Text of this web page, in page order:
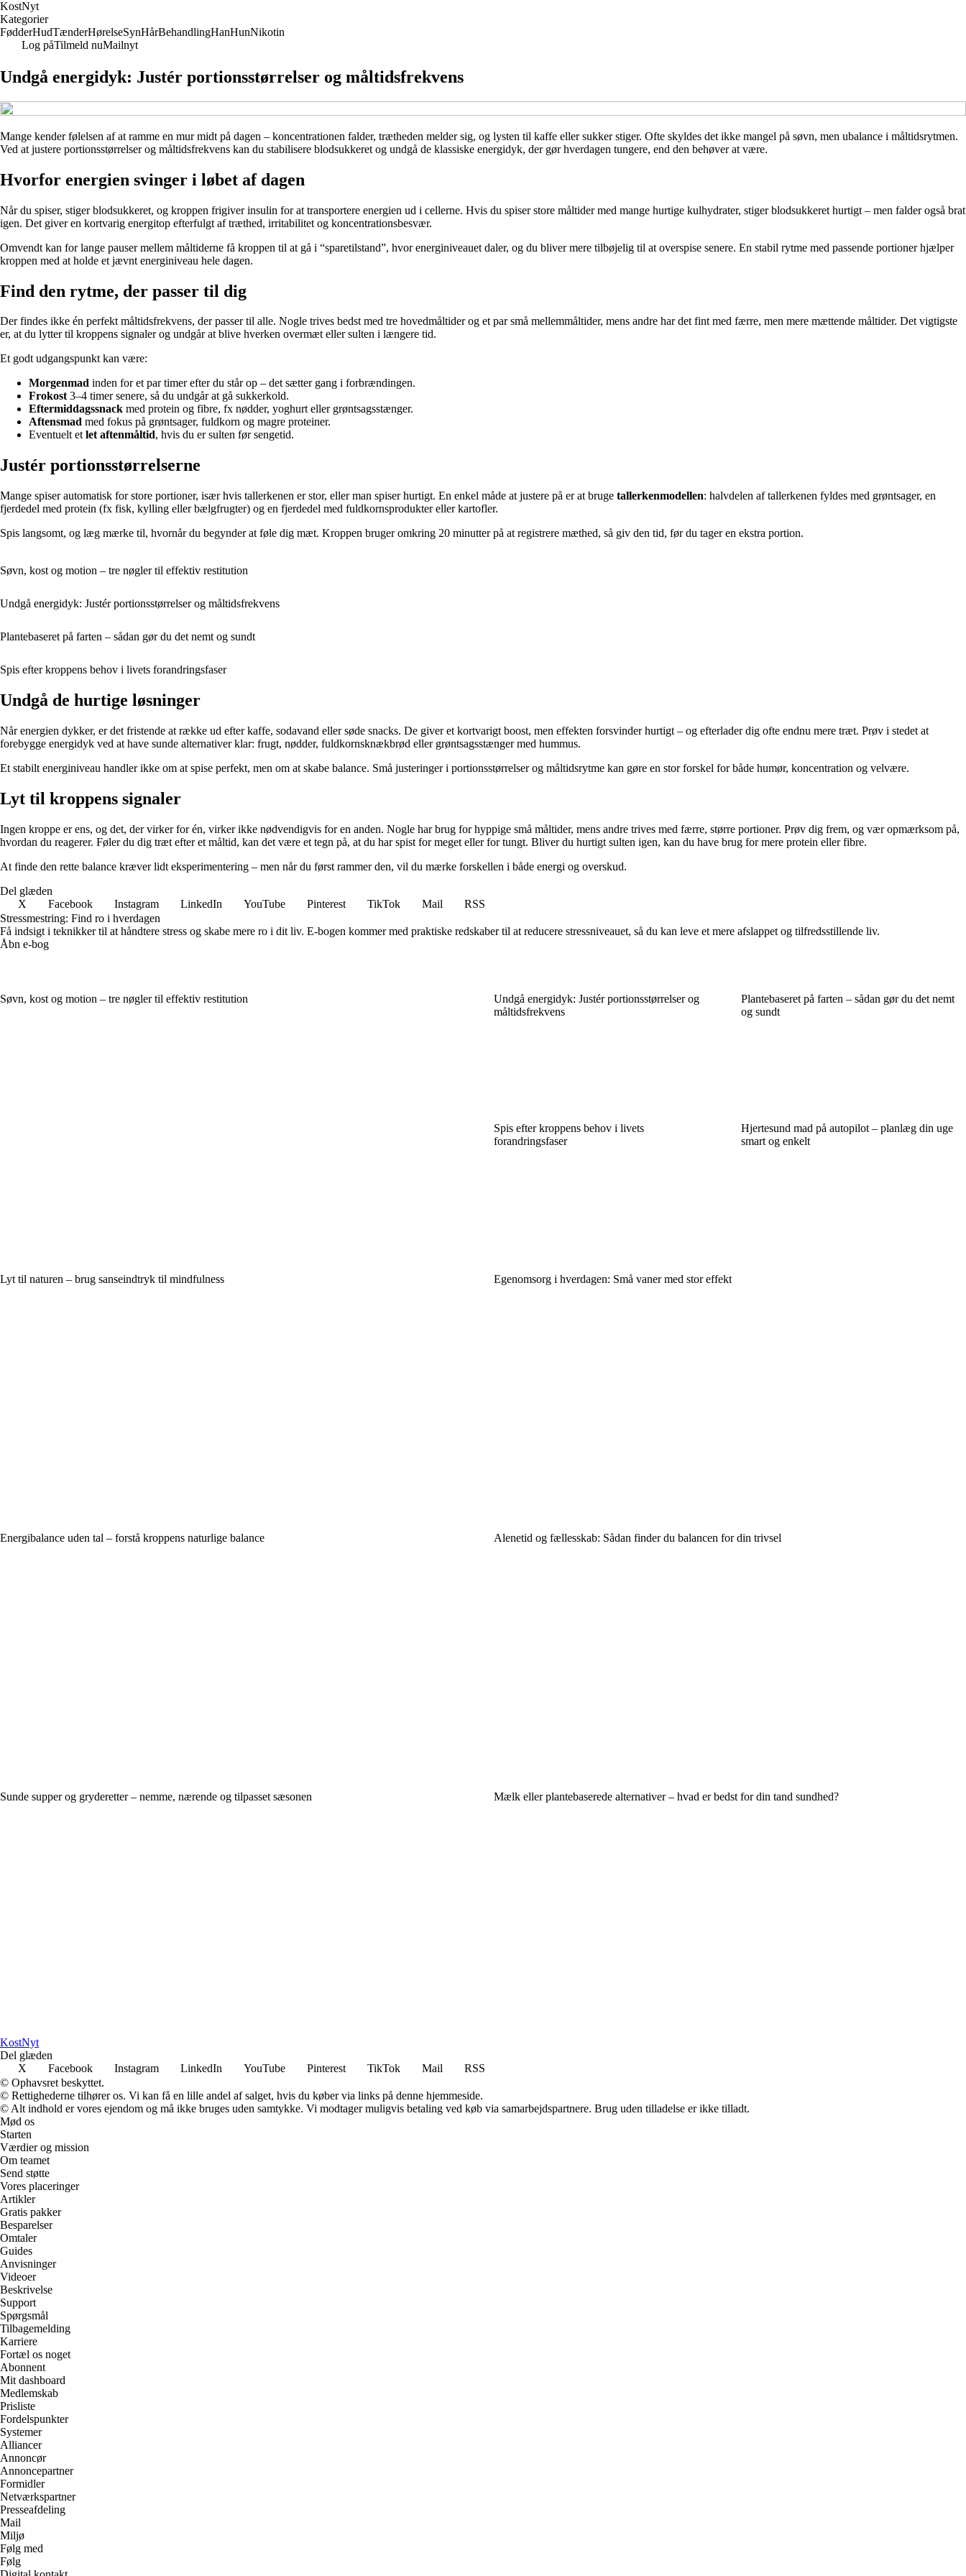
KostNyt
Kategorier
FødderHudTænderHørelseSynHårBehandlingHanHunNikotin
Log påTilmeld nuMailnyt
Undgå energidyk: Justér portionsstørrelser og måltidsfrekvens
Mange kender følelsen af at ramme en mur midt på dagen – koncentrationen falder, trætheden melder sig, og lysten til kaffe eller sukker stiger. Ofte skyldes det ikke mangel på søvn, men ubalance i måltidsrytmen.
Ved at justere portionsstørrelser og måltidsfrekvens kan du stabilisere blodsukkeret og undgå de klassiske energidyk, der gør hverdagen tungere, end den behøver at være.
Hvorfor energien svinger i løbet af dagen
Når du spiser, stiger blodsukkeret, og kroppen frigiver insulin for at transportere energien ud i cellerne. Hvis du spiser store måltider med mange hurtige kulhydrater, stiger blodsukkeret hurtigt – men falder også brat
igen. Det giver en kortvarig energitop efterfulgt af træthed, irritabilitet og koncentrationsbesvær.
Omvendt kan for lange pauser mellem måltiderne få kroppen til at gå i “sparetilstand”, hvor energiniveauet daler, og du bliver mere tilbøjelig til at overspise senere. En stabil rytme med passende portioner hjælper
kroppen med at holde et jævnt energiniveau hele dagen.
Find den rytme, der passer til dig
Der findes ikke én perfekt måltidsfrekvens, der passer til alle. Nogle trives bedst med tre hovedmåltider og et par små mellemmåltider, mens andre har det fint med færre, men mere mættende måltider. Det vigtigste
er, at du lytter til kroppens signaler og undgår at blive hverken overmæt eller sulten i længere tid.
Et godt udgangspunkt kan være:
Morgenmad inden for et par timer efter du står op – det sætter gang i forbrændingen.
Frokost3–4 timer senere, så du undgår at gå sukkerkold.
Eftermiddagssnack med protein og fibre, fx nødder, yoghurt eller grøntsagsstænger.
Aftensmad med fokus på grøntsager, fuldkorn og magre proteiner.
Eventuelt etlet aftenmåltid, hvis du er sulten før sengetid.
Justér portionsstørrelserne
Mange spiser automatisk for store portioner, især hvis tallerkenen er stor, eller man spiser hurtigt. En enkel måde at justere på er at bruge tallerkenmodellen: halvdelen af tallerkenen fyldes med grøntsager, en
fjerdedel med protein (fx fisk, kylling eller bælgfrugter) og en fjerdedel med fuldkornsprodukter eller kartofler.
Spis langsomt, og læg mærke til, hvornår du begynder at føle dig mæt. Kroppen bruger omkring 20 minutter på at registrere mæthed, så giv den tid, før du tager en ekstra portion.
Søvn, kost og motion – tre nøgler til effektiv restitution
Undgå energidyk: Justér portionsstørrelser og måltidsfrekvens
Plantebaseret på farten – sådan gør du det nemt og sundt
Spis efter kroppens behov i livets forandringsfaser
Undgå de hurtige løsninger
Når energien dykker, er det fristende at række ud efter kaffe, sodavand eller søde snacks. De giver et kortvarigt boost, men effekten forsvinder hurtigt – og efterlader dig ofte endnu mere træt. Prøv i stedet at
forebygge energidyk ved at have sunde alternativer klar: frugt, nødder, fuldkornsknækbrød eller grøntsagsstænger med hummus.
Et stabilt energiniveau handler ikke om at spise perfekt, men om at skabe balance. Små justeringer i portionsstørrelser og måltidsrytme kan gøre en stor forskel for både humør, koncentration og velvære.
Lyt til kroppens signaler
Ingen kroppe er ens, og det, der virker for én, virker ikke nødvendigvis for en anden. Nogle har brug for hyppige små måltider, mens andre trives med færre, større portioner. Prøv dig frem, og vær opmærksom på,
hvordan du reagerer. Føler du dig træt efter et måltid, kan det være et tegn på, at du har spist for meget eller for tungt. Bliver du hurtigt sulten igen, kan du have brug for mere protein eller fibre.
At finde den rette balance kræver lidt eksperimentering – men når du først rammer den, vil du mærke forskellen i både energi og overskud.
Del glæden
X
Facebook Instagram LinkedIn YouTube Pinterest TikTok Mail
RSS
Stressmestring: Find ro i hverdagen
Få indsigt i teknikker til at håndtere stress og skabe mere ro i dit liv. E-bogen kommer med praktiske redskaber til at reducere stressniveauet, så du kan leve et mere afslappet og tilfredsstillende liv.
Åbn e-bog
Søvn, kost og motion – tre nøgler til effektiv restitution
Undgå energidyk: Justér portionsstørrelser og
måltidsfrekvens
Plantebaseret på farten – sådan gør du det nemt
og sundt
Spis efter kroppens behov i livets
forandringsfaser
Hjertesund mad på autopilot – planlæg din uge
smart og enkelt
Lyt til naturen – brug sanseindtryk til mindfulness Egenomsorg i hverdagen: Små vaner med stor effekt
Energibalance uden tal – forstå kroppens naturlige balance Alenetid og fællesskab: Sådan finder du balancen for din trivsel
Sunde supper og gryderetter – nemme, nærende og tilpasset sæsonen Mælk eller plantebaserede alternativer – hvad er bedst for din tand sundhed?
KostNyt
Del glæden
X
Facebook Instagram LinkedIn YouTube Pinterest TikTok Mail
RSS
© Ophavsret beskyttet.
© Rettighederne tilhører os. Vi kan få en lille andel af salget, hvis du køber via links på denne hjemmeside.
© Alt indhold er vores ejendom og må ikke bruges uden samtykke. Vi modtager muligvis betaling ved køb via samarbejdspartnere. Brug uden tilladelse er ikke tilladt.
Mød os
Starten
Værdier og mission
Om teamet
Send støtte
Vores placeringer
Artikler
Gratis pakker
Besparelser
Omtaler
Guides
Anvisninger
Videoer
Beskrivelse
Support
Spørgsmål
Tilbagemelding
Karriere
Fortæl os noget
Abonnent
Mit dashboard
Medlemskab
Prisliste
Fordelspunkter
Systemer
Alliancer
Annoncør
Annoncepartner
Formidler
Netværkspartner
Presseafdeling
Mail
Miljø
Følg med
Følg